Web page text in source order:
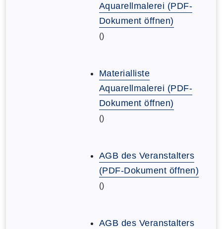
Aquarellmalerei (PDF-
Dokument öffnen)
()
Materialliste
Aquarellmalerei (PDF-
Dokument öffnen)
()
AGB des Veranstalters
(PDF-Dokument öffnen)
()
AGB des Veranstalters